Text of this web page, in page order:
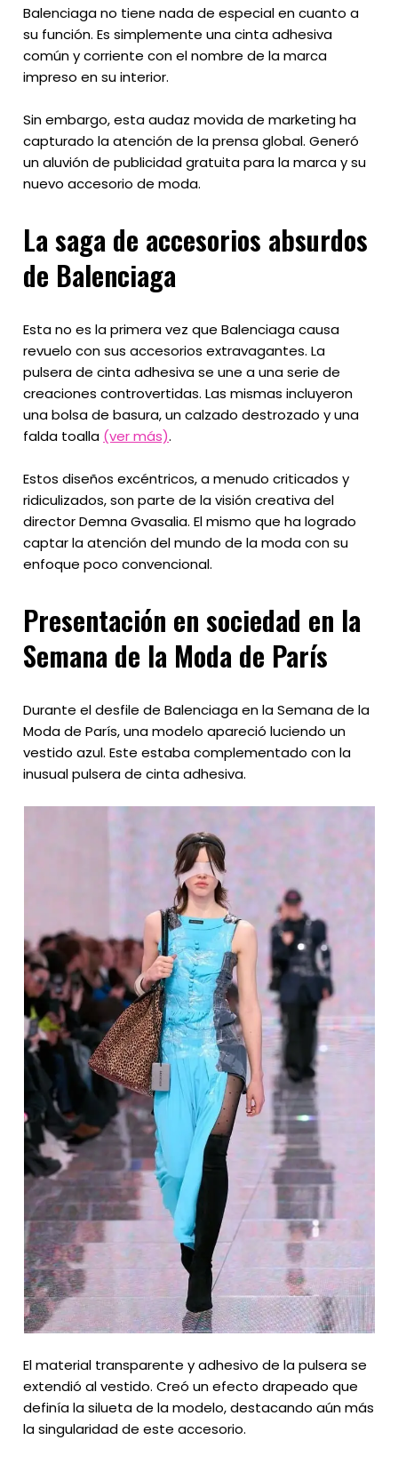
Balenciaga no tiene nada de especial en cuanto a
su función. Es simplemente una cinta adhesiva
común y corriente con el nombre de la marca
impreso en su interior.
Sin embargo, esta audaz movida de marketing ha
capturado la atención de la prensa global. Generó
un aluvión de publicidad gratuita para la marca y su
nuevo accesorio de moda.
La saga de accesorios absurdos
de Balenciaga
Esta no es la primera vez que Balenciaga causa
revuelo con sus accesorios extravagantes. La
pulsera de cinta adhesiva se une a una serie de
creaciones controvertidas. Las mismas incluyeron
una bolsa de basura, un calzado destrozado y una
falda toalla (ver más).
Estos diseños excéntricos, a menudo criticados y
ridiculizados, son parte de la visión creativa del
director Demna Gvasalia. El mismo que ha logrado
captar la atención del mundo de la moda con su
enfoque poco convencional.
Presentación en sociedad en la
Semana de la Moda de París
Durante el desfile de Balenciaga en la Semana de la
Moda de París, una modelo apareció luciendo un
vestido azul. Este estaba complementado con la
inusual pulsera de cinta adhesiva.
El material transparente y adhesivo de la pulsera se
extendió al vestido. Creó un efecto drapeado que
definía la silueta de la modelo, destacando aún más
la singularidad de este accesorio.